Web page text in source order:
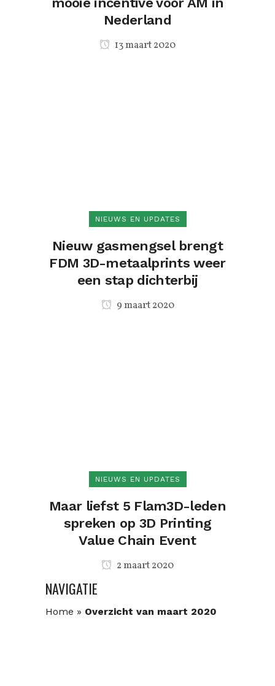
Nederland
13 maart 2020
NIEUWS EN UPDATES
Nieuw gasmengsel brengt
FDM 3D-metaalprints weer
een stap dichterbij
9 maart 2020
NIEUWS EN UPDATES
Maar liefst 5 Flam3D-leden
spreken op 3D Printing
Value Chain Event
2 maart 2020
NAVIGATIE
Home » Overzicht van maart 2020